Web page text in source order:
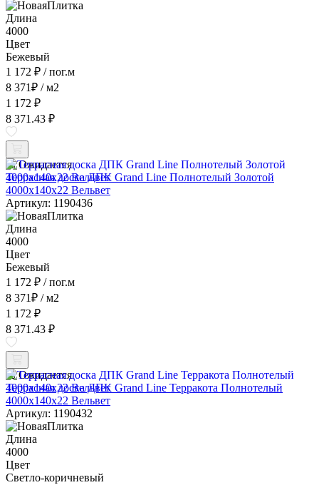
Длина
4000
Цвет
Бежевый
1 172 ₽ / пог.м
8 371₽ / м2
1 172 ₽
8 371.43 ₽
Ожидается
Террасная доска ДПК Grand Line Полнотелый Золотой
4000x140x22 Вельвет
Артикул: 1190436
Длина
4000
Цвет
Бежевый
1 172 ₽ / пог.м
8 371₽ / м2
1 172 ₽
8 371.43 ₽
Ожидается
Террасная доска ДПК Grand Line Терракота Полнотелый
4000x140x22 Вельвет
Артикул: 1190432
Длина
4000
Цвет
Светло-коричневый